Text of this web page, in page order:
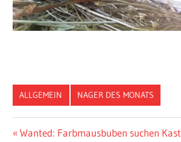
ALLGEMEIN NAGER DES MONATS
Vorheriger
Wanted: Farbmausbuben suchen